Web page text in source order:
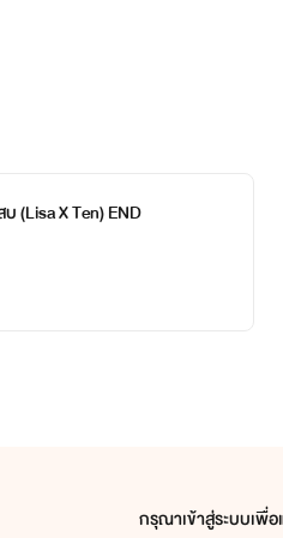
(Lisa X Ten) END
กรุณาเข้าสู่ระบบเพื่